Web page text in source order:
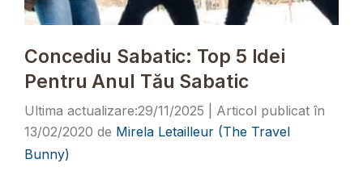
Concediu Sabatic: Top 5 Idei
Pentru Anul Tău Sabatic
29/11/2025
13/02/2020 de Mirela Letailleur (The Travel
Bunny)